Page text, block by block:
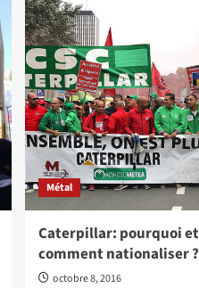
Métal
Caterpillar: pourquoi et
comment nationaliser ?
octobre 8, 2016